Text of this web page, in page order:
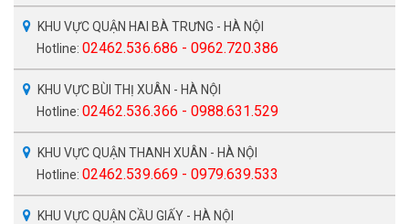
KHU VỰC QUẬN HAI BÀ TRƯNG - HÀ NỘI
Hotline: 02462.536.686 - 0962.720.386
KHU VỰC BÙI THỊ XUÂN - HÀ NỘI
Hotline: 02462.536.366 - 0988.631.529
KHU VỰC QUẬN THANH XUÂN - HÀ NỘI
Hotline: 02462.539.669 - 0979.639.533
KHU VỰC QUẬN CẦU GIẤY - HÀ NỘI